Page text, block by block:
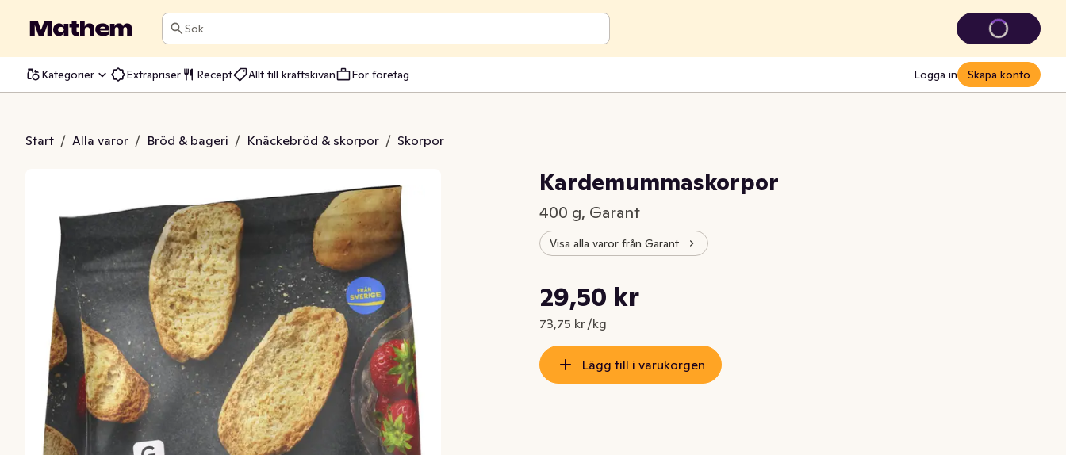
Sök
Kategorier Extrapriser Recept Allt till kräftskivan För företag Logga in Skapa konto
Start / Alla varor / Bröd & bageri / Knäckebröd & skorpor / Skorpor
Kardemummaskorpor
400 g, Garant
Visa alla varor från Garant
Nuvarande pris är: 29,50 kr
29,50 kr
73,75 kr /kg
Styckpris: 73,75 kr /kg
Lägg till i varukorgen